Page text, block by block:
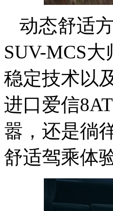
动态舒适
SUV-MCS
稳定技术以
进口爱信
嚣，还是徜
舒适驾乘体